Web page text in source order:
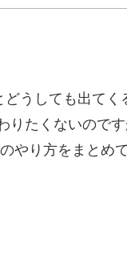
うしても出て
りたくないので
やり方をまとめ